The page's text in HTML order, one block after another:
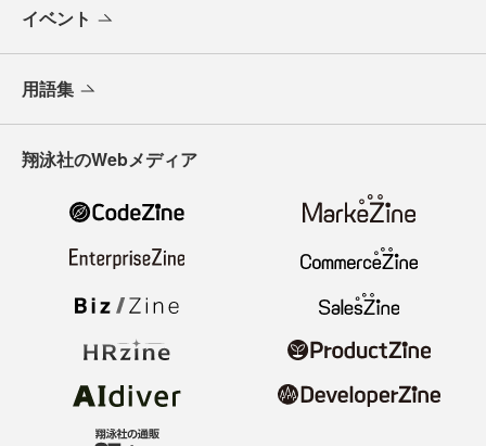
イベント
用語集
翔泳社のWebメディア